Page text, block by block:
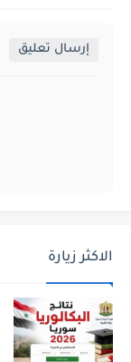
إرسال تعليق
الاكثر زيارة